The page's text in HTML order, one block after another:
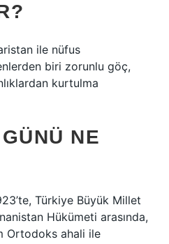
ile nüfus
biri zorunlu göç,
kurtulma
NE
Türkiye Büyük Millet
Hükümeti arasında,
Ortodoks ahali ile